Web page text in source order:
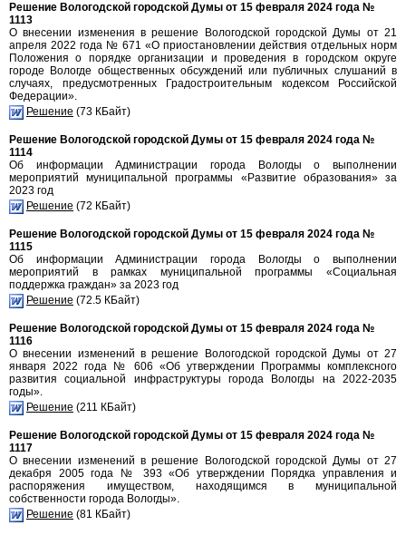
Решение Вологодской городской Думы от 15 февраля 2024 года №
1113
О внесении изменения в решение Вологодской городской Думы от 21
апреля 2022 года № 671 «О приостановлении действия отдельных норм
Положения о порядке организации и проведения в городском округе
городе Вологде общественных обсуждений или публичных слушаний в
случаях, предусмотренных Градостроительным кодексом Российской
Федерации».
Решение (73 КБайт)
Решение Вологодской городской Думы от 15 февраля 2024 года №
1114
Об информации Администрации города Вологды о выполнении
мероприятий муниципальной программы «Развитие образования» за
2023 год
Решение (72 КБайт)
Решение Вологодской городской Думы от 15 февраля 2024 года №
1115
Об информации Администрации города Вологды о выполнении
мероприятий в рамках муниципальной программы «Социальная
поддержка граждан» за 2023 год
Решение (72.5 КБайт)
Решение Вологодской городской Думы от 15 февраля 2024 года №
1116
О внесении изменений в решение Вологодской городской Думы от 27
января 2022 года № 606 «Об утверждении Программы комплексного
развития социальной инфраструктуры города Вологды на 2022-2035
годы».
Решение (211 КБайт)
Решение Вологодской городской Думы от 15 февраля 2024 года №
1117
О внесении изменений в решение Вологодской городской Думы от 27
декабря 2005 года № 393 «Об утверждении Порядка управления и
распоряжения имуществом, находящимся в муниципальной
собственности города Вологды».
Решение (81 КБайт)